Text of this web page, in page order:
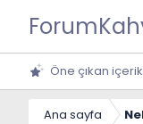
Öne çıkan içerik
Ana sayfa